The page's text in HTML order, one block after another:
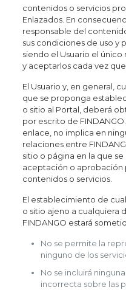
contenidos o servicios
Enlazados. En
responsable del
sus condiciones de uso y
siendo el Usuario el
y aceptarlos cada vez
El Usuario y, en general,
que se proponga
o sitio al Portal, deberá
por escrito de
enlace, no implica en
relaciones entre
sitio o página en la que
aceptación o aprobación
contenidos o servicios.
El establecimiento de
o sitio ajeno a cualquiera
FINDANGO estará
No se permite la
ninguno de los
No se incluirá
incorrecta sobre las